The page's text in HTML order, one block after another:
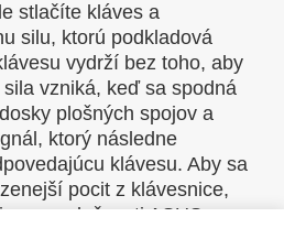
stlačíte kláves a
silu, ktorú podkladová
vydrží bez toho, aby
vzniká, keď sa spodná
plošných spojov a
ktorý následne
klávesu. Aby sa
pocit z klávesnice,
v spoločnosti ASUS